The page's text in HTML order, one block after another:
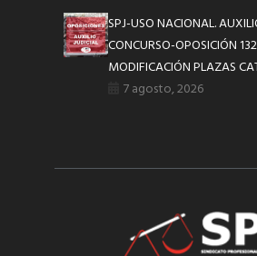
SPJ-USO NACIONAL.
CONCURSO-OPOSICIÓN
MODIFICACIÓN PLAZAS
7 agosto, 2026